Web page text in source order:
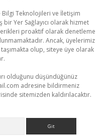
Bilgi Teknolojileri ve İletişim
bir Yer Sağlayıcı olarak hizmet
proaktif olarak denetleme
Ancak, üyelerimiz
olup, siteye üye olarak
olduğunu düşündüğünüz
adresine bildirmeniz
sitemizden kaldırılacaktır.